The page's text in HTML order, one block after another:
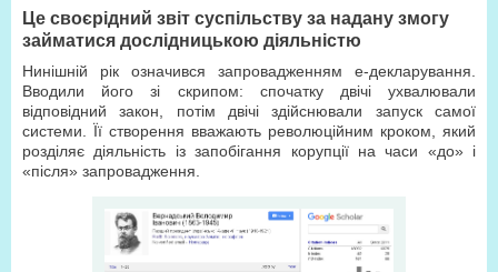
Це своєрідний звіт суспільству за надану змогу
займатися дослідницькою діяльністю
Нинішній рік означився запровадженням е-декларування.
Вводили його зі скрипом: спочатку двічі ухвалювали
відповідний закон, потім двічі здійснювали запуск самої
системи. Її створення вважають революційним кроком, який
розділяє діяльність із запобігання корупції на часи «до» і
«після» запровадження.